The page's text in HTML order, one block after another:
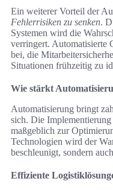
Ein weiterer Vorteil der
Fehlerrisiken zu senken.
Systemen wird die
verringert. Automatisierte
bei, die
Situationen frühzeitig zu
Wie stärkt
Automatisierung bringt
sich. Die
maßgeblich zur
Technologien wird der
beschleunigt, sondern
Effiziente